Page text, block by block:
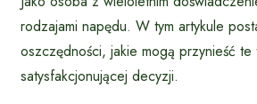
rodzajami napędu. W tym artykule
oszczędności, jakie mogą przynieść
satysfakcjonującej decyzji.